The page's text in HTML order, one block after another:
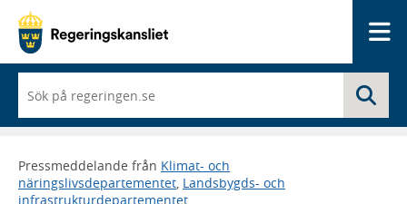
du
börjar
skriva
framträder
en
Pressmeddelande från Klimat- och
näringslivsdepartementet, Landsbygds- och
infrastrukturdepartementet